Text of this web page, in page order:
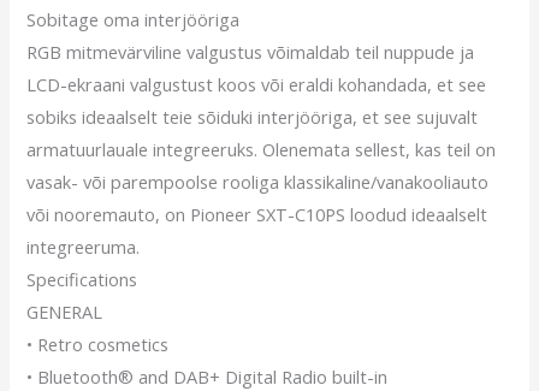
Sobitage oma interjööriga
RGB mitmevärviline valgustus võimaldab teil nuppude ja
LCD-ekraani valgustust koos või eraldi kohandada, et see
sobiks ideaalselt teie sõiduki interjööriga, et see sujuvalt
armatuurlauale integreeruks. Olenemata sellest, kas teil on
vasak- või parempoolse rooliga klassikaline/vanakooliauto
või nooremauto, on Pioneer SXT-C10PS loodud ideaalselt
integreeruma.
Specifications
GENERAL
• Retro cosmetics
• Bluetooth® and DAB+ Digital Radio built-in